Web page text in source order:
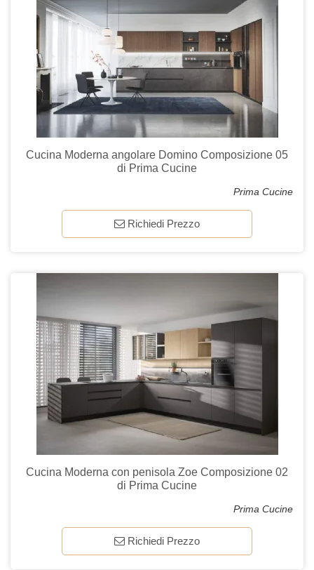
Cucina Moderna angolare Domino Composizione 05
di Prima Cucine
Prima Cucine
Richiedi Prezzo
Cucina Moderna con penisola Zoe Composizione 02
di Prima Cucine
Prima Cucine
Richiedi Prezzo